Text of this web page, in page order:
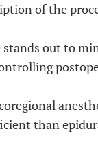
of the
out to
than